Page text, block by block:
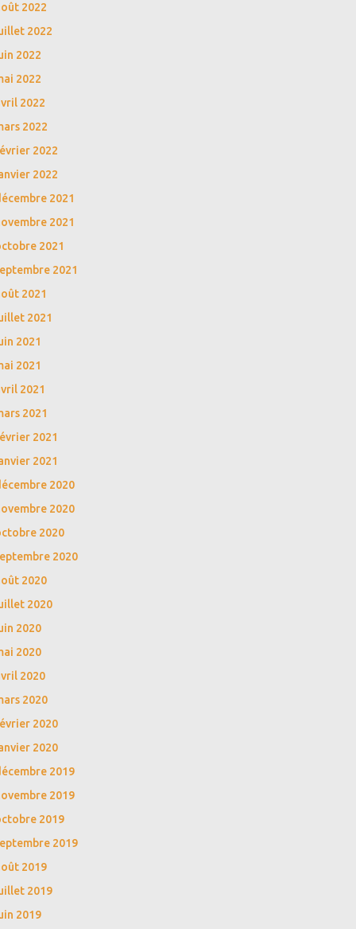
2022
2022
2022
2022
2022
2022
2022
2022
2021
2021
2021
2021
2021
2021
2021
2021
2021
2021
2021
2021
2020
2020
2020
2020
2020
2020
2020
2020
2020
2020
2020
2020
2019
2019
2019
2019
2019
2019
2019